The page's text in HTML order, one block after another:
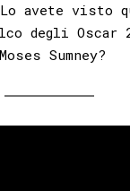
avete visto
degli Oscar
Sumney?